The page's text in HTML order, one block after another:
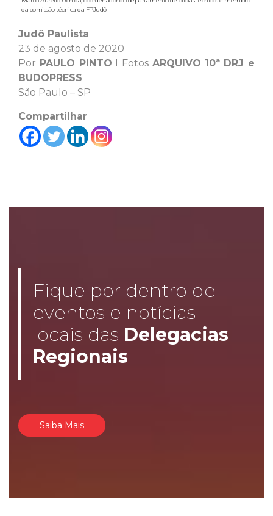
da comissão técnica da FPJudô
Judô Paulista
23 de agosto de 2020
Por PAULO PINTO I Fotos ARQUIVO 10ª DRJ e
BUDOPRESS
São Paulo – SP
Compartilhar
Fique por dentro de
eventos e notícias
locais das Delegacias
Regionais
Saiba Mais